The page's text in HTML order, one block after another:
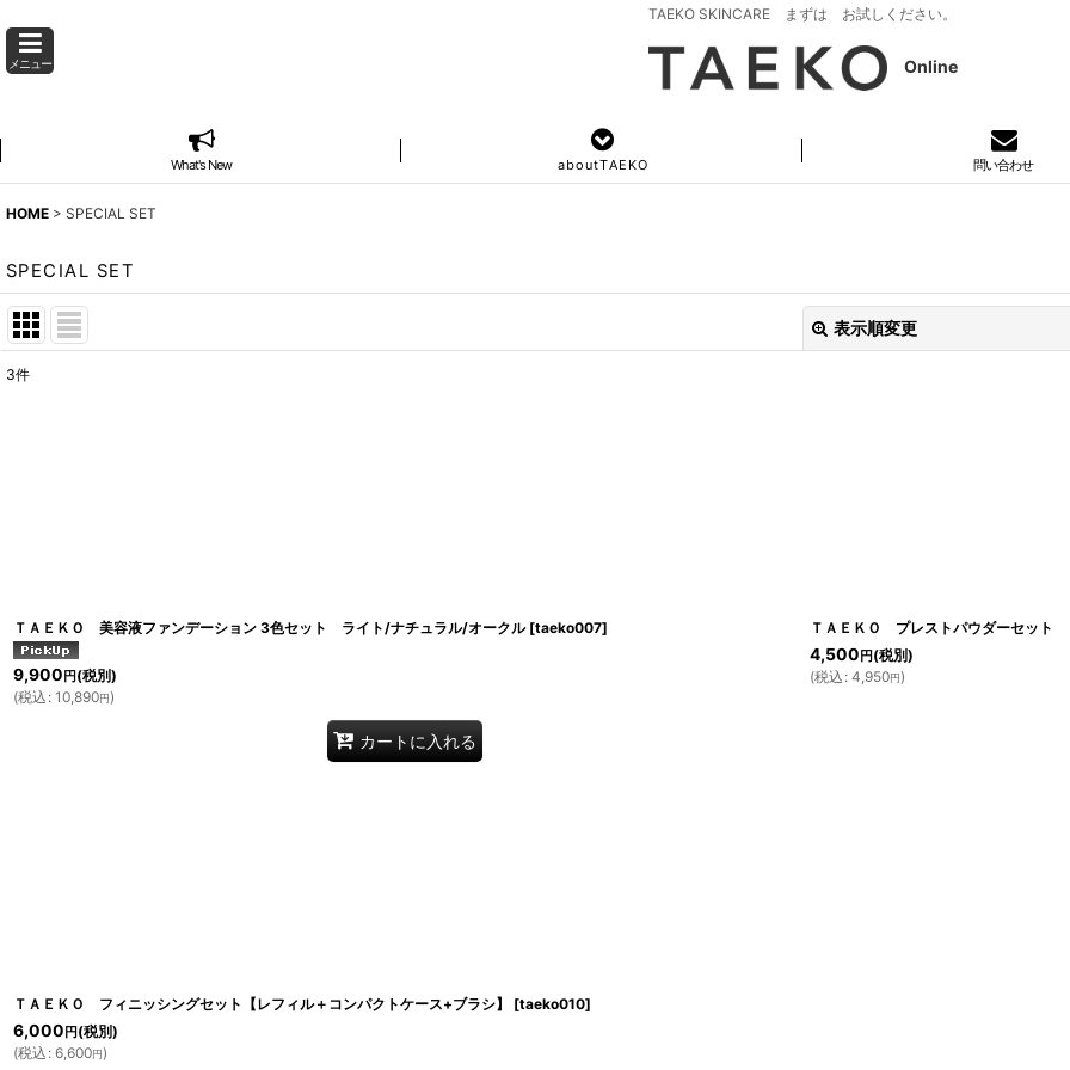
TAEKO SKINCARE まずは お試しください。
メニュー Online
What's New a b o u t T A E K O 問い合わせ
HOME > SPECIAL SET
SPECIAL SET
表示順変更
3件
ＴＡＥＫＯ 美容液ファンデーション 3色セット ライト/ナチュラル/オークル [taeko007]
9,900 円 (税別)
(税込 : 10,890円)
カートに入れる
ＴＡＥＫＯ プレストパウダーセット
4,500 円 (税別)
(税込 : 4,950円)
ＴＡＥＫＯ フィニッシングセット【レフィル＋コンパクトケース+ブラシ】 [taeko010]
6,000 円 (税別)
(税込 : 6,600円)